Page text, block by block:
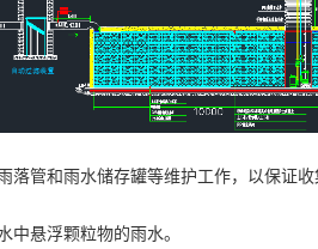
落管和雨水储存罐等维护工作，以保证
中悬浮颗粒物的雨水。